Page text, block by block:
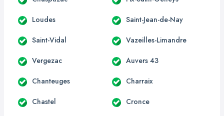
Loudes Saint-Jean-de-Nay
Saint-Vidal Vazeilles-Limandre
Vergezac Auvers 43
Chanteuges Charraix
Chastel Cronce